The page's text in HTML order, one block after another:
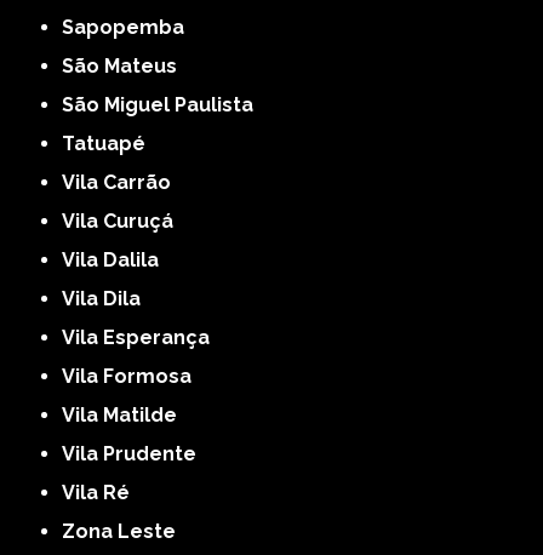
Sapopemba
São Mateus
São Miguel Paulista
Tatuapé
Vila Carrão
Vila Curuçá
Vila Dalila
Vila Dila
Vila Esperança
Vila Formosa
Vila Matilde
Vila Prudente
Vila Ré
Zona Leste